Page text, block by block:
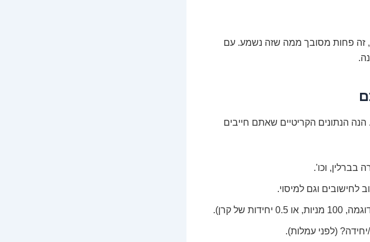
זה פחות מסובך ממה שזה נשמע. עם
הנתונים הקריטיים שאתם חייבים
לחישובים וגם למיסוי.
של קרן).
(לפני עמלות).